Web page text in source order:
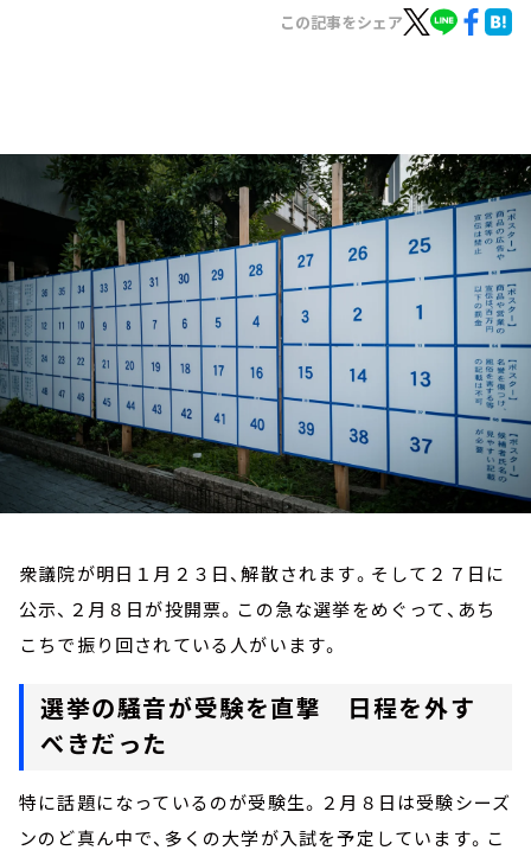
お知らせ
イベント・グッズ
YouTube
会社情報
この記事をシェア
衆議院が明日１月２３日、解散されます。そして２７日に
公示、２月８日が投開票。この急な選挙をめぐって、あち
こちで振り回されている人がいます。
選挙の騒音が受験を直撃 日程を外す
べきだった
特に話題になっているのが受験生。２月８日は受験シーズ
ンのど真ん中で、多くの大学が入試を予定しています。こ